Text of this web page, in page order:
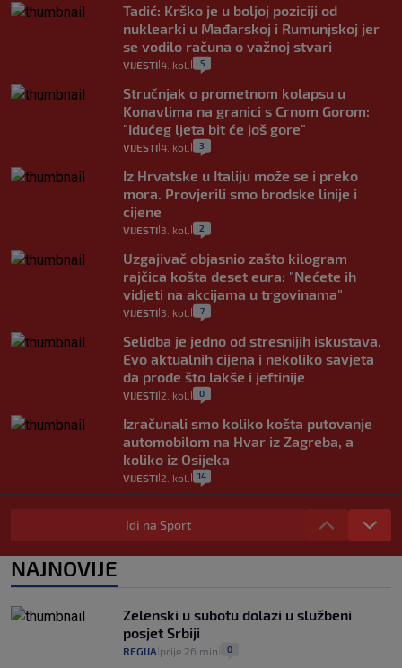
Tadić: Krško je u boljoj poziciji od
nuklearki u Mađarskoj i Rumunjskoj jer
se vodilo računa o važnoj stvari
VIJESTI 4. kol. 5
Stručnjak o prometnom kolapsu u
Konavlima na granici s Crnom Gorom:
"Idućeg ljeta bit će još gore"
VIJESTI 4. kol. 3
Iz Hrvatske u Italiju može se i preko
mora. Provjerili smo brodske linije i
cijene
VIJESTI 3. kol. 2
Uzgajivač objasnio zašto kilogram
rajčica košta deset eura: "Nećete ih
vidjeti na akcijama u trgovinama"
VIJESTI 3. kol. 7
Selidba je jedno od stresnijih iskustava.
Evo aktualnih cijena i nekoliko savjeta
da prođe što lakše i jeftinije
VIJESTI 2. kol. 0
Izračunali smo koliko košta putovanje
automobilom na Hvar iz Zagreba, a
koliko iz Osijeka
VIJESTI 2. kol. 14
"Kći je otišla na more, a zaboravila
zdravstvenu iskaznicu". Kakva su prava
pacijenata izvan mjesta prebivališta?
VIJESTI 1. kol. 1
Plenković na 15 dana ukine mjere: "Ne bi
se dogodilo ništa. Vlada se zaljubila u te
intervencije"
30. srp. 25
Idi na Sport
NAJNOVIJE
Zelenski u subotu dolazi u službeni
posjet Srbiji
REGIJA prije 26 min 0